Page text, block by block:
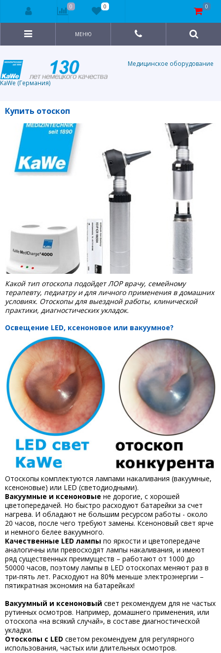
Медицинское оборудование
KaWe (Германия)
МЕНЮ
Купить отоскоп
Какой тип отоскопа подойдет ЛОР врачу, семейному
терапевту, педиатру и для личного применения в домашних
условиях. Отоскопы для выездной работы, клинической
практики, диагностических укладок.
Освещение LED, ксеноновое или вакуумное?
Отоскопы комплектуются лампами накаливания (вакуумные,
ксеноновые) или LED (светодиодными).
Вакуумные и ксеноновые не дорогие, с хорошей
цветопередачей. Но быстро расходуют батарейки за счет
нагрева. И обладают не большим ресурсом работы - около
20 часов, после чего требуют замены. Ксеноновый свет ярче
и немного белее вакуумного.
Качественные LED лампы по яркости и цветопередаче
аналогичны или превосходят лампы накаливания, и имеют
ряд существенных преимуществ – работают от 1000 до
50000 часов, поэтому лампы в LED отоскопах меняют раз в
три-пять лет. Расходуют на 80% меньше электроэнергии –
пятикратная экономия на батарейках!
Вакуумный и ксеноновый свет рекомендуем для не частых
рутинных осмотров. Например, домашнего применения, или
отоскопа «на всякий случай», в составе диагностической
укладки.
Отоскопы с LED светом рекомендуем для регулярного
использования, частых или длительных осмотров.
0 0 0